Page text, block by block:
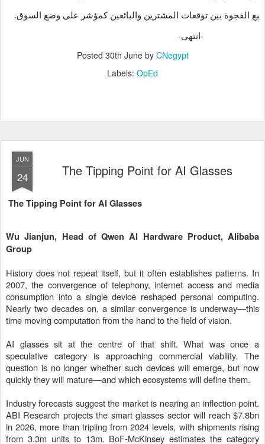
الفجوة بين توقعات المشترين والبائعين كمؤشر على وضع السوق.
- انتهى-
Posted 30th Juneby CNegypt
Labels: OpEd
JUN
24 The Tipping Point for AI Glasses
The Tipping Point for AI Glasses
Wu Jianjun, Head of Qwen AI Hardware Product, Alibaba
Group
History does not repeat itself, but it often establishes patterns. In
2007, the convergence of telephony, internet access and media
consumption into a single device reshaped personal computing.
Nearly two decades on, a similar convergence is underway—this
time moving computation from the hand to the field of vision.
AI glasses sit at the centre of that shift. What was once a
speculative category is approaching commercial viability. The
question is no longer whether such devices will emerge, but how
quickly they will mature—and which ecosystems will define them.
Industry forecasts suggest the market is nearing an inflection point.
ABI Research projects the smart glasses sector will reach $7.8bn
in 2026, more than tripling from 2024 levels, with shipments rising
from 3.3m units to 13m. BoF-McKinsey estimates the category